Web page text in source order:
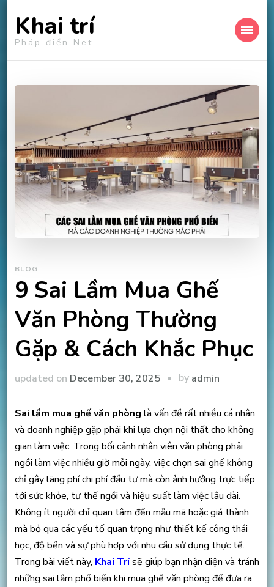
Khai trí
Pháp điển Net
BLOG
9 Sai Lầm Mua Ghế
Văn Phòng Thường
Gặp & Cách Khắc Phục
updated on December 30, 2025 by admin
Sai lầm mua ghế văn phòng là vấn đề rất nhiều cá nhân
và doanh nghiệp gặp phải khi lựa chọn nội thất cho không
gian làm việc. Trong bối cảnh nhân viên văn phòng phải
ngồi làm việc nhiều giờ mỗi ngày, việc chọn sai ghế không
chỉ gây lãng phí chi phí đầu tư mà còn ảnh hưởng trực tiếp
tới sức khỏe, tư thế ngồi và hiệu suất làm việc lâu dài.
Không ít người chỉ quan tâm đến mẫu mã hoặc giá thành
mà bỏ qua các yếu tố quan trọng như thiết kế công thái
học, độ bền và sự phù hợp với nhu cầu sử dụng thực tế.
Trong bài viết này, Khai Trísẽ giúp bạn nhận diện và tránh
những sai lầm phổ biến khi mua ghế văn phòng để đưa ra